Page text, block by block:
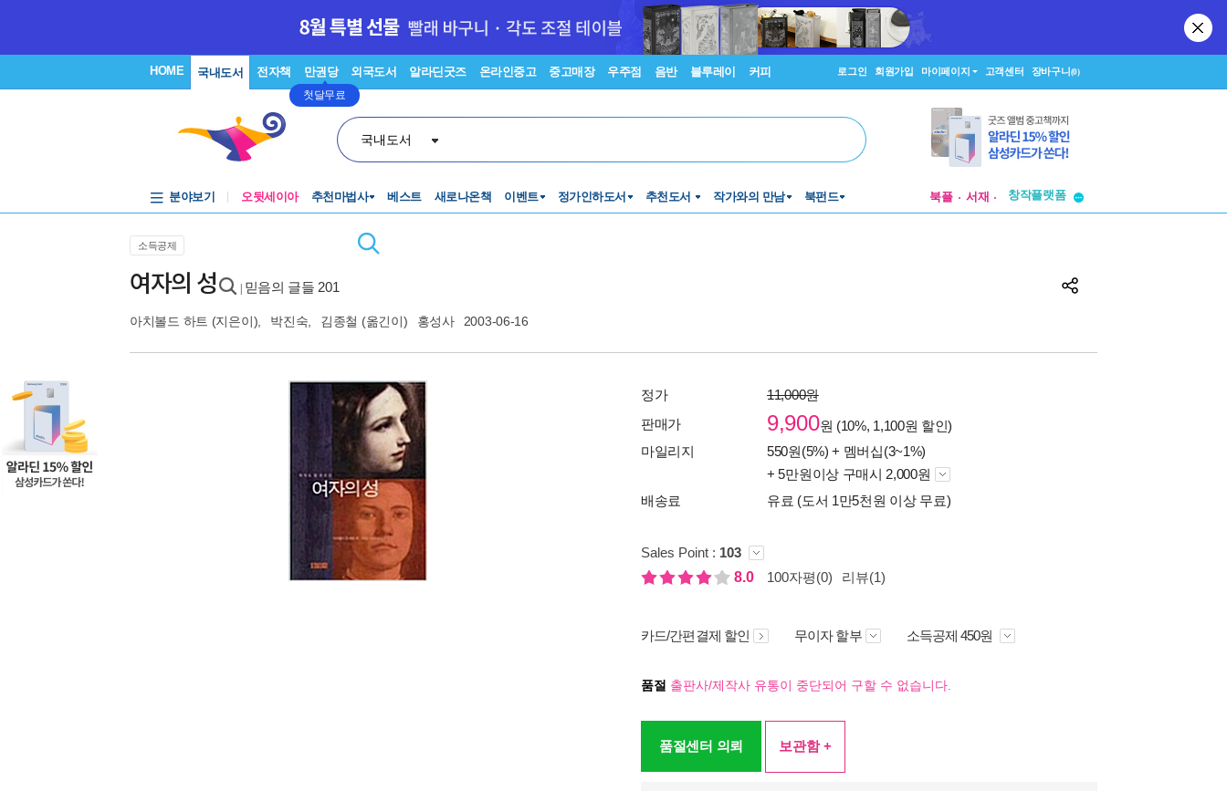
HOME 국내도서 전자책 만권당
첫달무료
외국도서 알라딘굿즈 온라인중고 중고매장 우주점 음반 블루레이 커피 로그인 회원가입 마이페이지 고객센터 장바구니(0)
국내도서
분야보기 오뒷세이아 추천마법사 베스트 새로나온책 이벤트 정가인하도서 추천도서 작가와의 만남 북펀드 북플 서재
투비컨티뉴드
소득공제
여자의 성 믿음의 글들 201
아치볼드 하트 (지은이), 박진숙 김종철 (옮긴이) 홍성사 2003-06-16
정가
11,000원
판매가
9,900원 (10%, 1,100원 할인)
마일리지
550원(5%) + 멤버십(3~1%)
+ 5만원이상 구매시 2,000원
배송료
유료 (도서 1만5천원 이상 무료)
Sales Point : 103
8.0
100자평(0) 리뷰(1)
카드/간편결제 할인 무이자 할부 소득공제 450원
품절 출판사/제작사 유통이 중단되어 구할 수 없습니다.
품절센터 의뢰 보관함 +